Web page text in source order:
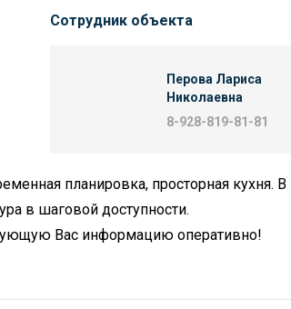
Сотрудник объекта
Перова Лариса
Николаевна
8-928-819-81-81
планировка, просторная кухня. В
в шаговой доступности.
Вас информацию оперативно!